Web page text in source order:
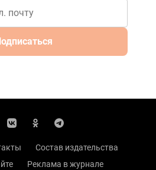
Состав издательства
Реклама в журнале